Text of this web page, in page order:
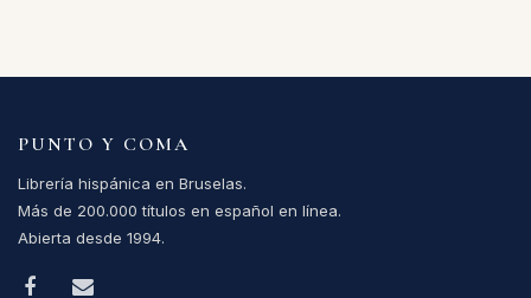
PUNTO Y COMA
Librería hispánica en Bruselas.
Más de 200.000 títulos en español en línea.
Abierta desde 1994.